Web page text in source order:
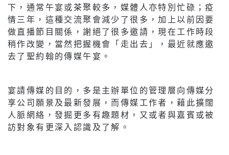
下，通常午宴或茶聚較多，媒體人亦特別忙碌；疫
情三年，這種交流聚會減少了很多，加上以前因要
做直播節目關係，謝絕了很多邀請，現在工作時段
稍作改變，當然把握機會「走出去」，最近就應邀
去了聖約翰的傳媒午宴。
宴請傳媒的目的，多是主辦單位的管理層向傳媒分
享公司願景及最新發展，而傳媒工作者，藉此擴闊
人脈網絡，發掘更多有趣題材，又或者與嘉賓或被
訪對象有更深入認識及了解。